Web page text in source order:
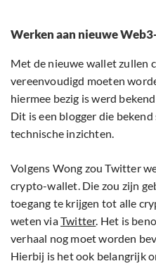
Werken aan nieuwe
Met de nieuwe wallet zullen
vereenvoudigd moeten
hiermee bezig is werd
Dit is een blogger die
technische inzichten.
Volgens Wong zou Twitter
crypto-wallet. Die zou zijn
toegang te krijgen tot alle
weten viaTwitter. Het is
verhaal nog moet worden
Hierbij is het ook belangrijk